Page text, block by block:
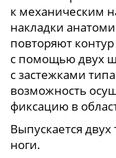
к механическим
накладки
повторяют
с помощью двух
с застежками
возможность
фиксацию в
Выпускается
ноги.